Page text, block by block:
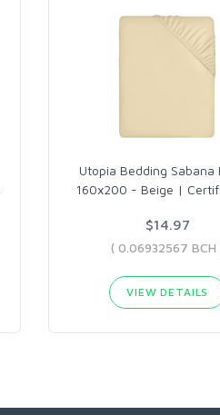
Utopia Bedding Sabana
160x200 - Beige |
$14.97
( 0.06932567 BCH
VIEW DETAILS